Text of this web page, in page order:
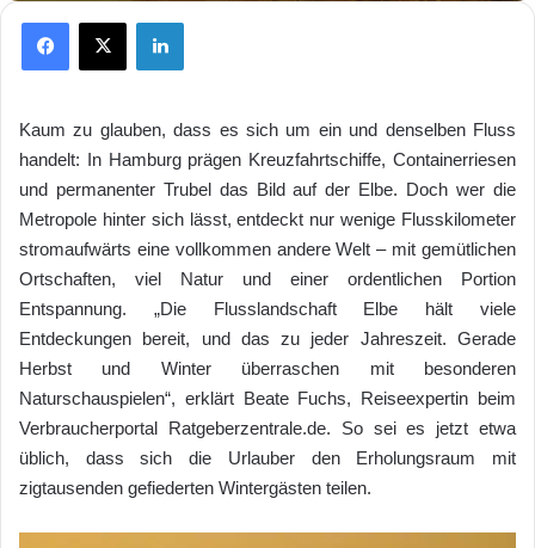
X
Kaum zu glauben, dass es sich um ein und denselben Fluss
handelt: In Hamburg prägen Kreuzfahrtschiffe, Containerriesen
und permanenter Trubel das Bild auf der Elbe. Doch wer die
Metropole hinter sich lässt, entdeckt nur wenige Flusskilometer
stromaufwärts eine vollkommen andere Welt – mit gemütlichen
Ortschaften, viel Natur und einer ordentlichen Portion
Entspannung. „Die Flusslandschaft Elbe hält viele
Entdeckungen bereit, und das zu jeder Jahreszeit. Gerade
Herbst und Winter überraschen mit besonderen
Naturschauspielen“, erklärt Beate Fuchs, Reiseexpertin beim
Verbraucherportal Ratgeberzentrale.de. So sei es jetzt etwa
üblich, dass sich die Urlauber den Erholungsraum mit
zigtausenden gefiederten Wintergästen teilen.